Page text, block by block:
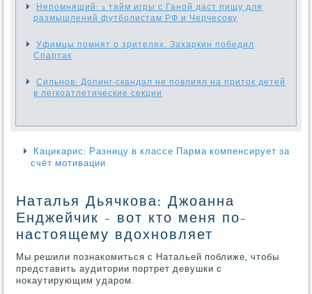
Непомнящий: 2 тайм игры с Ганой даст пищу для
размышлений футболистам РФ и Черчесову
Уфимцы помнят о зрителях. Захаркин победил
Спартак
Сильнов: Допинг-скандал не повлиял на приток детей
в легкоатлетические секции
Кацикарис: Разницу в классе Парма компенсирует за
счёт мотивации
Наталья Дьячкова: Джоанна
Енджейчик - вот кто меня по-
настоящему вдохновляет
Мы решили познакомиться с Натальей поближе, чтобы
представить аудитории портрет девушки с
нокаутирующим ударом.